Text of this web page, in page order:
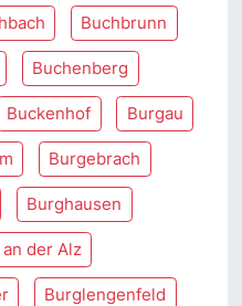
Buchbrunn
Buchenberg
Buckenhof Burgau
Burgebrach
Burghausen
der Alz
Burglengenfeld